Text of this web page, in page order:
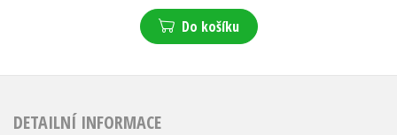
Do košíku
DETAILNÍ INFORMACE